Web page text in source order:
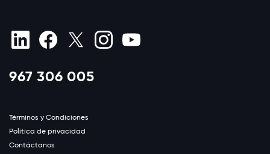
967 306 005
Términos y Condiciones
Política de privacidad
Contáctanos